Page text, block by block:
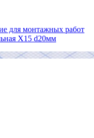
для монтажных работ
X15 d20мм